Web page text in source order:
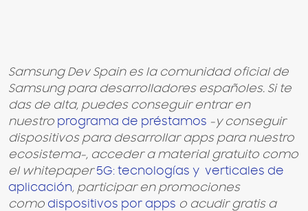
Samsung Dev Spain es la comunidad oficial de
Samsung para desarrolladores españoles. Si te
das de alta, puedes conseguir entrar en
nuestro programa de préstamos -y conseguir
dispositivos para desarrollar apps para nuestro
ecosistema-, acceder a material gratuito como
el whitepaper5G: tecnologías y verticales de
aplicación, participar en promociones
como dispositivos por apps o acudir gratis a